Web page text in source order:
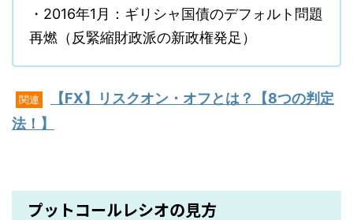
・2016年1月：ギリシャ国債のデフォルト問題
再燃（反緊縮財政派の新政権発足）
関連
【FX】リスクオン・オフとは？【8つの判定
法！】
プットコールレシオの見方